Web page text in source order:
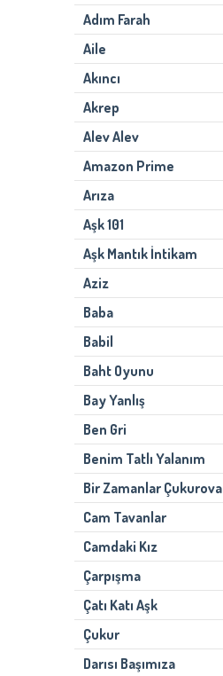
Adım Farah
Aile
Akıncı
Akrep
Alev Alev
Amazon Prime
Arıza
Aşk 101
Aşk Mantık İntikam
Aziz
Baba
Babil
Baht Oyunu
Bay Yanlış
Ben Gri
Benim Tatlı Yalanım
Bir Zamanlar Çukurova
Cam Tavanlar
Camdaki Kız
Çarpışma
Çatı Katı Aşk
Çukur
Darısı Başımıza